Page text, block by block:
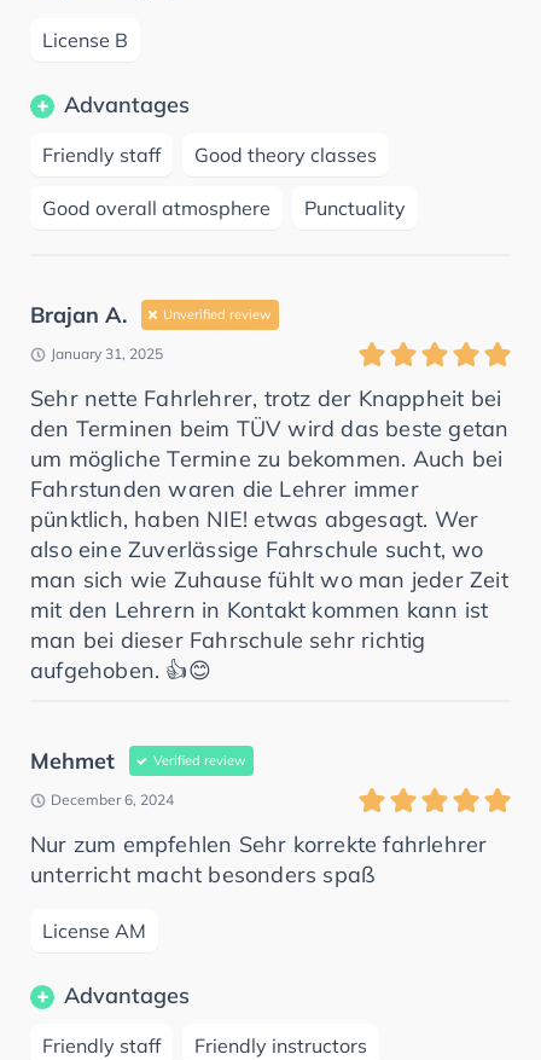
License B
Advantages
Friendly staff Good theory classes
Good overall atmosphere Punctuality
Brajan A. Unverified review
January 31, 2025
Sehr nette Fahrlehrer, trotz der Knappheit bei
den Terminen beim TÜV wird das beste getan
um mögliche Termine zu bekommen. Auch bei
Fahrstunden waren die Lehrer immer
pünktlich, haben NIE! etwas abgesagt. Wer
also eine Zuverlässige Fahrschule sucht, wo
man sich wie Zuhause fühlt wo man jeder Zeit
mit den Lehrern in Kontakt kommen kann ist
man bei dieser Fahrschule sehr richtig
aufgehoben. 👍😊
Mehmet Verified review
December 6, 2024
Nur zum empfehlen Sehr korrekte fahrlehrer
unterricht macht besonders spaß
License AM
Advantages
Friendly staff Friendly instructors